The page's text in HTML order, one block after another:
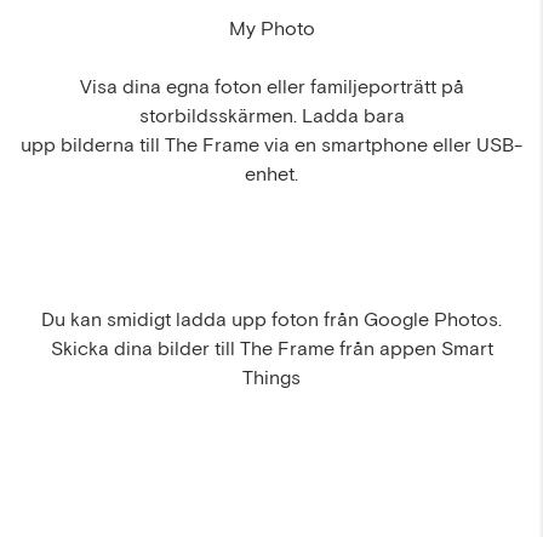
My Photo
Visa dina egna foton eller familjeporträtt på
storbildsskärmen. Ladda bara
upp bilderna till The Frame via en smartphone eller USB-
enhet.
Du kan smidigt ladda upp foton från Google Photos.
Skicka dina bilder till The Frame från appen Smart
Things